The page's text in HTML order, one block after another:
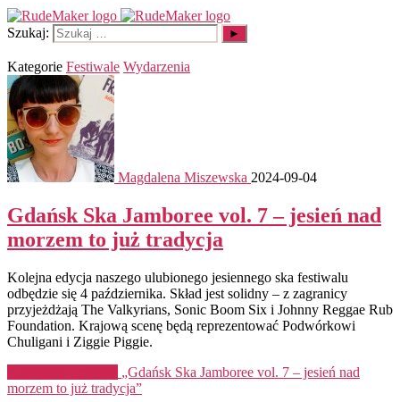
Szukaj:
Kategorie Festiwale Wydarzenia
Magdalena Miszewska 2024-09-04
Gdańsk Ska Jamboree vol. 7 – jesień nad
morzem to już tradycja
Kolejna edycja naszego ulubionego jesiennego ska festiwalu
odbędzie się 4 października. Skład jest solidny – z zagranicy
przyjeżdżają The Valkyrians, Sonic Boom Six i Johnny Reggae Rub
Foundation. Krajową scenę będą reprezentować Podwórkowi
Chuligani i Ziggie Piggie.
„Gdańsk Ska Jamboree vol. 7 – jesień nad
morzem to już tradycja”